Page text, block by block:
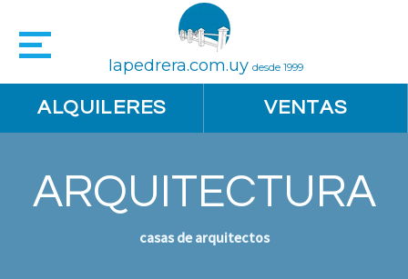
lapedrera.com.uy desde 1999
ALQUILERES VENTAS
ARQUITECTURA
casas de arquitectos